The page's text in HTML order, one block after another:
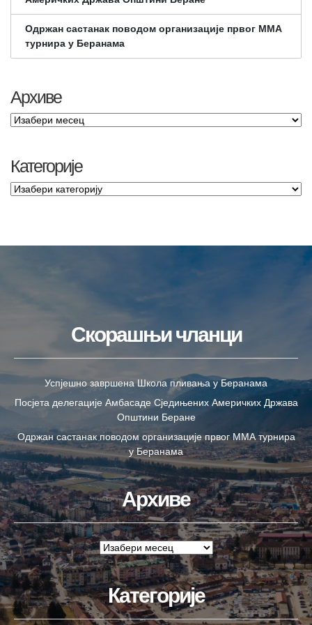
Одржан састанак поводом организације првог ММА
турнира у Беранама
Архиве
Категорије
Скорашњи чланци
Успјешно завршена Школа пливања у Беранама
Посјета делегације Амбасаде Сједињених Америчких Држава
Општини Беране
Одржан састанак поводом организације првог ММА турнира
у Беранама
Архиве
Категорије